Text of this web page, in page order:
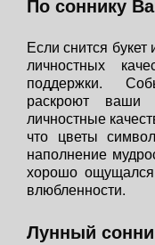
Если снится
личностных
поддержки.
раскроют ваши
личностные
что цветы
наполнение
хорошо
влюбленности.
Лунный